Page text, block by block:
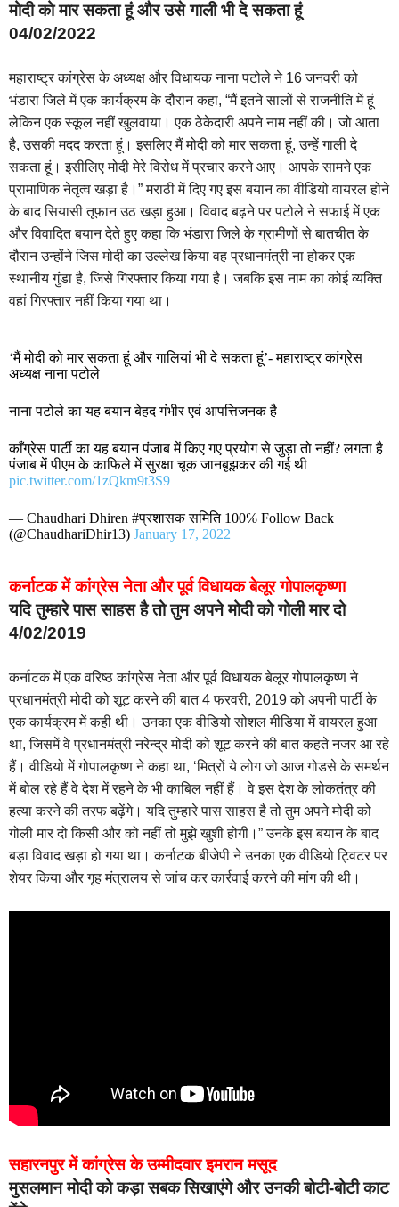
मोदी को मार सकता हूं और उसे गाली भी दे सकता हूं
04/02/2022
महाराष्ट्र कांग्रेस के अध्यक्ष और विधायक नाना पटोले ने 16 जनवरी को
भंडारा जिले में एक कार्यक्रम के दौरान कहा, “मैं इतने सालों से राजनीति में हूं
लेकिन एक स्कूल नहीं खुलवाया। एक ठेकेदारी अपने नाम नहीं की। जो आता
है, उसकी मदद करता हूं। इसलिए मैं मोदी को मार सकता हूं, उन्हें गाली दे
सकता हूं। इसीलिए मोदी मेरे विरोध में प्रचार करने आए। आपके सामने एक
प्रामाणिक नेतृत्व खड़ा है।”मराठी में दिए गए इस बयान का वीडियो वायरल होने
के बाद सियासी तूफान उठ खड़ा हुआ। विवाद बढ़ने पर पटोले ने सफाई में एक
और विवादित बयान देते हुए कहा कि भंडारा जिले के ग्रामीणों से बातचीत के
दौरान उन्होंने जिस मोदी का उल्लेख किया वह प्रधानमंत्री ना होकर एक
स्थानीय गुंडा है, जिसे गिरफ्तार किया गया है। जबकि इस नाम का कोई व्यक्ति
वहां गिरफ्तार नहीं किया गया था।
‘मैं मोदी को मार सकता हूं और गालियां भी दे सकता हूं’- महाराष्ट्र कांग्रेस
अध्यक्ष नाना पटोले
नाना पटोले का यह बयान बेहद गंभीर एवं आपत्तिजनक है
काँग्रेस पार्टी का यह बयान पंजाब में किए गए प्रयोग से जुड़ा तो नहीं? लगता है
पंजाब में पीएम के काफिले में सुरक्षा चूक जानबूझकर की गई थी
pic.twitter.com/1zQkm9t3S9
— Chaudhari Dhiren #प्रशासक समिति 100℅ Follow Back
(@ChaudhariDhir13) January 17, 2022
कर्नाटक में कांग्रेस नेता और पूर्व विधायक बेलूर गोपालकृष्णा
यदि तुम्हारे पास साहस है तो तुम अपने मोदी को गोली मार दो
4/02/2019
कर्नाटक में एक वरिष्ठ कांग्रेस नेता और पूर्व विधायक बेलूर गोपालकृष्ण ने
प्रधानमंत्री मोदी को शूट करने की बात 4 फरवरी, 2019 को अपनी पार्टी के
एक कार्यक्रम में कही थी। उनका एक वीडियो सोशल मीडिया में वायरल हुआ
था, जिसमें वे प्रधानमंत्री नरेन्द्र मोदी को शूट करने की बात कहते नजर आ रहे
हैं। वीडियो में गोपालकृष्ण ने कहा था, ‘मित्रों ये लोग जो आज गोडसे के समर्थन
में बोल रहे हैं वे देश में रहने के भी काबिल नहीं हैं। वे इस देश के लोकतंत्र की
हत्या करने की तरफ बढ़ेंगे। यदि तुम्हारे पास साहस है तो तुम अपने मोदी को
गोली मार दो किसी और को नहीं तो मुझे खुशी होगी।” उनके इस बयान के बाद
बड़ा विवाद खड़ा हो गया था। कर्नाटक बीजेपी ने उनका एक वीडियो ट्विटर पर
शेयर किया और गृह मंत्रालय से जांच कर कार्रवाई करने की मांग की थी।
सहारनपुर में कांग्रेस के उम्मीदवार इमरान मसूद
मुसलमान मोदी को कड़ा सबक सिखाएंगे और उनकी बोटी-बोटी काट